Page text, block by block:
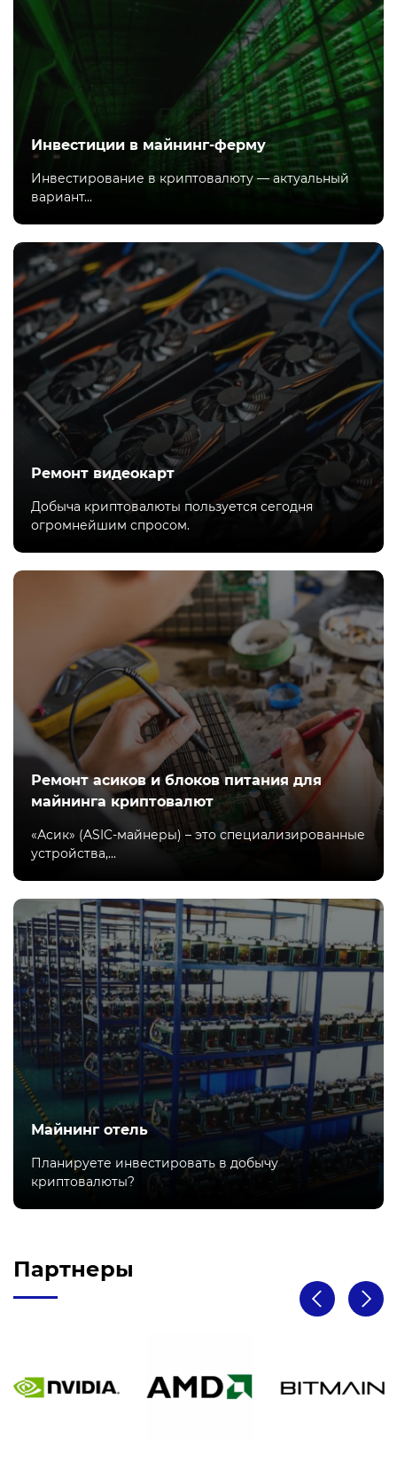
Инвестиции в майнинг-ферму
Инвестирование в криптовалюту — актуальный
вариант...
Ремонт видеокарт
Добыча криптовалюты пользуется сегодня
огромнейшим спросом.
Ремонт асиков и блоков питания для
майнинга криптовалют
«Асик» (ASIC-майнеры) – это специализированные
устройства,...
Майнинг отель
Планируете инвестировать в добычу
криптовалюты?
Партнеры